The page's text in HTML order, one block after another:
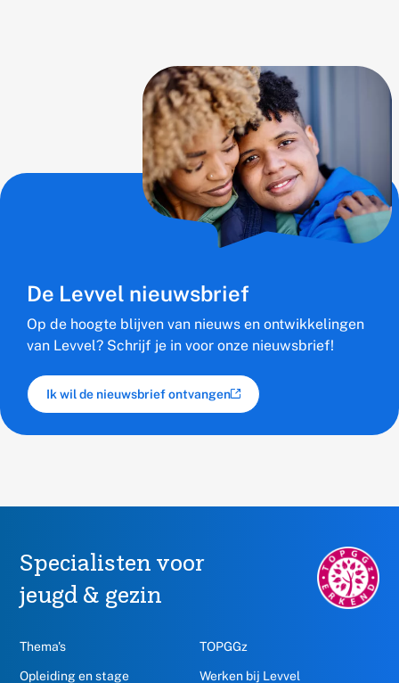
De Levvel nieuwsbrief
Op de hoogte blijven van nieuws en ontwikkelingen
van Levvel? Schrijf je in voor onze nieuwsbrief!
Ik wil de nieuwsbrief ontvangen
(externe link)
Specialisten voor
jeugd & gezin
TOPGGz.nl,
opent
in
Thema's TOPGGz
Opleiding en stage Werken bij Levvel